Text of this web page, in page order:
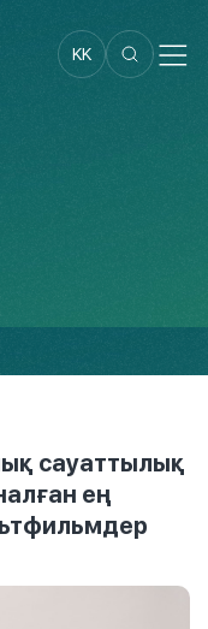
KK
сауаттылық
ең